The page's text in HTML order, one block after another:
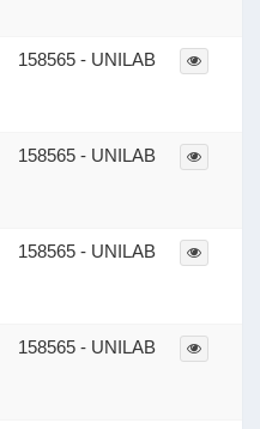
158565 - UNILAB
158565 - UNILAB
158565 - UNILAB
158565 - UNILAB